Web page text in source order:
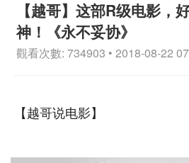
【越哥】这部R级电影，
神！《永不妥协》
觀看次數: 734903 • 2018-08-22
【越哥说电影】